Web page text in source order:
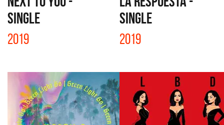
SINGLE
2019
SINGLE
2019